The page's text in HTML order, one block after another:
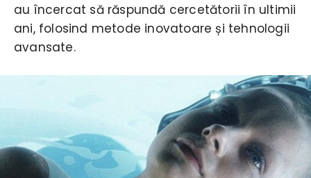
au încercat să răspundă cercetătorii în ultimii
ani, folosind metode inovatoare și tehnologii
avansate.